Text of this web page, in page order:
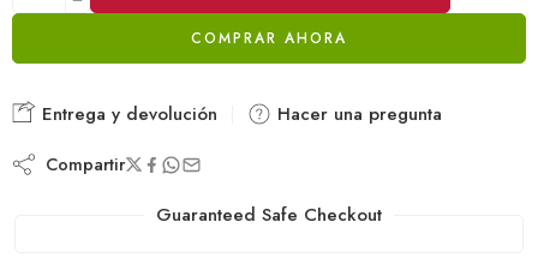
COMPRAR AHORA
Entrega y devolución Hacer una pregunta
Compartir
Guaranteed Safe Checkout